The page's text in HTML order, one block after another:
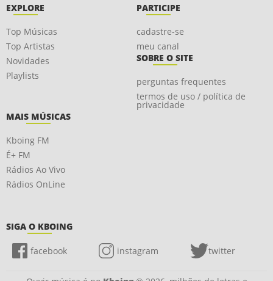
EXPLORE
Top Músicas
Top Artistas
Novidades
Playlists
PARTICIPE
cadastre-se
meu canal
SOBRE O SITE
perguntas frequentes
termos de uso / política de
privacidade
MAIS MÚSICAS
Kboing FM
É+ FM
Rádios Ao Vivo
Rádios OnLine
SIGA O KBOING
facebook instagram twitter